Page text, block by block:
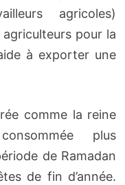
agricoles)
pour la
à exporter une
comme la reine
plus
de Ramadan
de fin d’année.